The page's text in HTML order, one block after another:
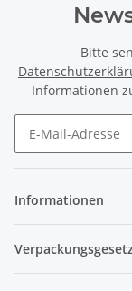
Bitte
Informationen
Informationen
Verpackungsgesetz